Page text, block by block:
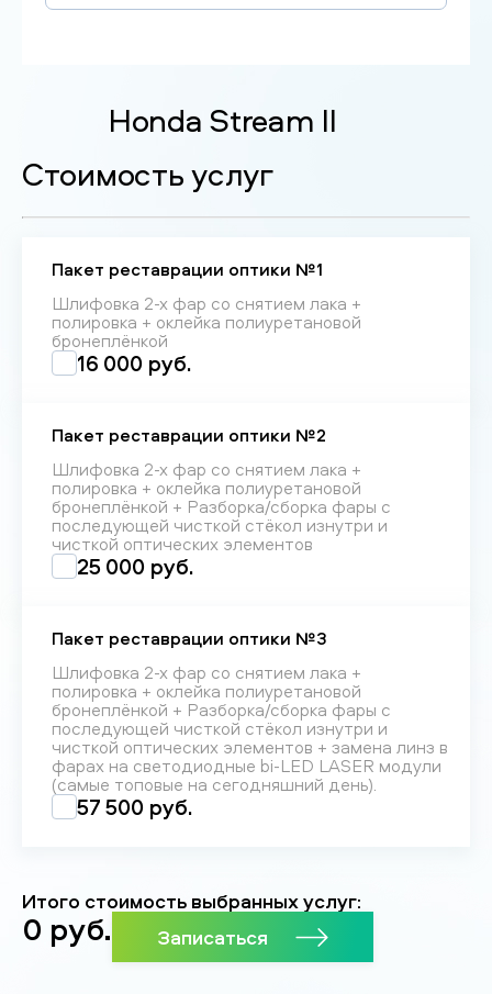
Honda Stream II
Стоимость услуг
Пакет реставрации оптики №1
Шлифовка 2-х фар со снятием лака +
полировка + оклейка полиуретановой
бронеплёнкой
16 000 руб.
Пакет реставрации оптики №2
Шлифовка 2-х фар со снятием лака +
полировка + оклейка полиуретановой
бронеплёнкой + Разборка/сборка фары с
последующей чисткой стёкол изнутри и
чисткой оптических элементов
25 000 руб.
Пакет реставрации оптики №3
Шлифовка 2-х фар со снятием лака +
полировка + оклейка полиуретановой
бронеплёнкой + Разборка/сборка фары с
последующей чисткой стёкол изнутри и
чисткой оптических элементов + замена линз в
фарах на светодиодные bi-LED LASER модули
(самые топовые на сегодняшний день).
57 500 руб.
Итого стоимость выбранных услуг:
0 руб. Записаться